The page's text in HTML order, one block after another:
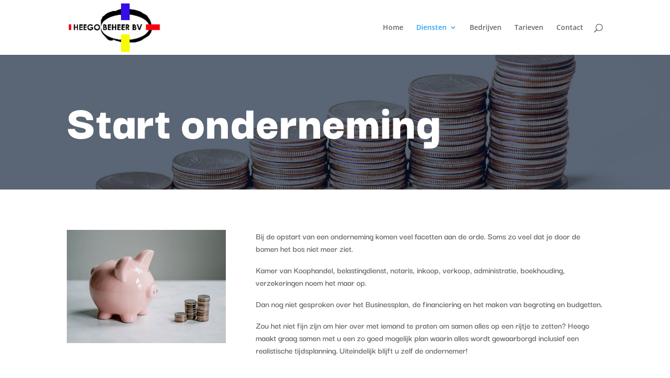
Home Diensten Bedrijven Tarieven Contact
Start onderneming
Bij de opstart van een onderneming komen veel facetten aan de orde. Soms zo veel dat je door de
bomen het bos niet meer ziet.
Kamer van Koophandel, belastingdienst, notaris, inkoop, verkoop, administratie, boekhouding,
verzekeringen noem het maar op.
Dan nog niet gesproken over het Businessplan, de financiering en het maken van begroting en budgetten.
Zou het niet fijn zijn om hier over met iemand te praten om samen alles op een rijtje te zetten? Heego
maakt graag samen met u een zo goed mogelijk plan waarin alles wordt gewaarborgd inclusief een
realistische tijdsplanning. Uiteindelijk blijft u zelf de ondernemer!